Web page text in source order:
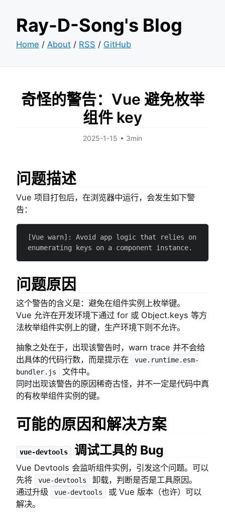
Ray-D-Song's Blog
Home / About / RSS / GitHub
奇怪的警告：Vue 避免枚举
组件 key
2025-1-15 • 3min
问题描述
Vue 项目打包后，在浏览器中运行，会发生如下警
告：
[Vue warn]: Avoid app logic that relies on
enumerating keys on a component instance.
问题原因
这个警告的含义是：避免在组件实例上枚举键。
Vue 允许在开发环境下通过 for 或 Object.keys 等方
法枚举组件实例上的键，生产环境下则不允许。
抽象之处在于，出现该警告时，warn trace 并不会给
出具体的代码行数，而是提示在
vue.runtime.esm-
bundler.js
文件中。
同时出现该警告的原因稀奇古怪，并不一定是代码中真
的有枚举组件实例的键。
可能的原因和解决方案
vue-devtools 调试工具的 Bug
Vue Devtools 会监听组件实例，引发这个问题。可以
先将
vue-devtools
卸载，判断是否是工具原因。
通过升级
vue-devtools
或 Vue 版本（也许）可以
解决。